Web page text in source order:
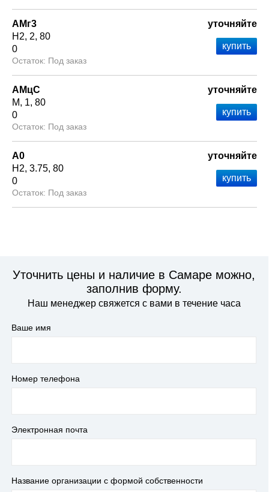
АМг3
Н2 2 80
0
Под заказ
уточняйте
АМцС
М
1 80
0
Под заказ
уточняйте
А0
Н2 3.75 80
0
Под заказ
уточняйте
Уточнить цены и наличие в Самаре можно,
заполнив форму.
Наш менеджер свяжется с вами в течение часа
Ваше имя
Номер телефона
Электронная почта
Название организации с формой собственности